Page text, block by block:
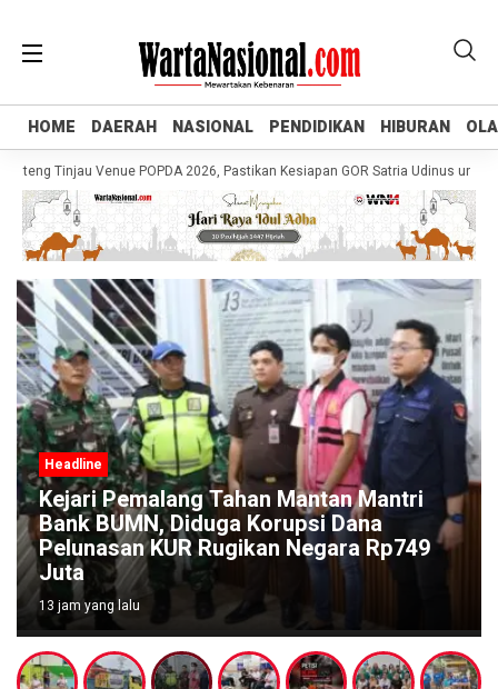
HOME DAERAH NASIONAL PENDIDIKAN HIBURAN
HOME DAERAH NASIONAL PENDIDIKAN HIBURAN
Tinjau Venue POPDA 2026, Pastikan Kesiapan GOR Satria Udinus untuk
Headline
Kejari Pemalang Tahan Mantan Mantri
Bank BUMN, Diduga Korupsi Dana
Pelunasan KUR Rugikan Negara Rp749
Juta
13 jam yang lalu